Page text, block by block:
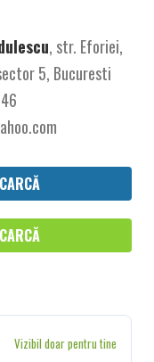
, str. Eforiei,
5, Bucuresti
Vizibil doar pentru tine